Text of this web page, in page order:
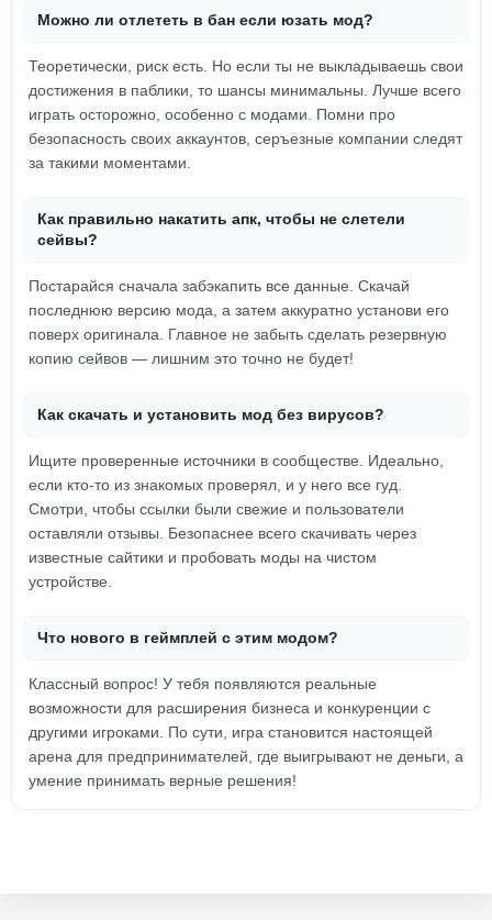
Можно ли отлететь в бан если юзать мод?
Теоретически, риск есть. Но если ты не выкладываешь свои
достижения в паблики, то шансы минимальны. Лучше всего
играть осторожно, особенно с модами. Помни про
безопасность своих аккаунтов, серъезные компании следят
за такими моментами.
Как правильно накатить апк, чтобы не слетели
сейвы?
Постарайся сначала забэкапить все данные. Скачай
последнюю версию мода, а затем аккуратно установи его
поверх оригинала. Главное не забыть сделать резервную
копию сейвов — лишним это точно не будет!
Как скачать и установить мод без вирусов?
Ищите проверенные источники в сообществе. Идеально,
если кто-то из знакомых проверял, и у него все гуд.
Смотри, чтобы ссылки были свежие и пользователи
оставляли отзывы. Безопаснее всего скачивать через
известные сайтики и пробовать моды на чистом
устройстве.
Что нового в геймплей с этим модом?
Классный вопрос! У тебя появляются реальные
возможности для расширения бизнеса и конкуренции с
другими игроками. По сути, игра становится настоящей
арена для предпринимателей, где выигрывают не деньги, а
умение принимать верные решения!